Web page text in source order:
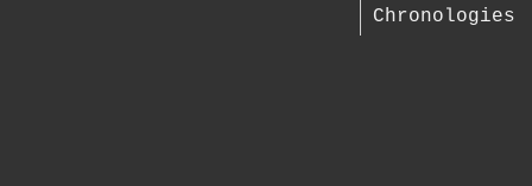
Chronologies